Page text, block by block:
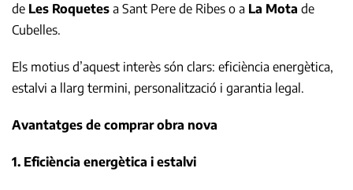
de Les Roquetes a Sant Pere de Ribes o a La Mota de
Cubelles.
Els motius d’aquest interès són clars: eficiència energètica,
estalvi a llarg termini, personalització i garantia legal.
Avantatges de comprar obra nova
1. Eficiència energètica i estalvi